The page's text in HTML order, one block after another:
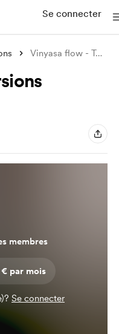
Se connecter
Vinyasa flow - Torsions
membres
par mois
Se connecter